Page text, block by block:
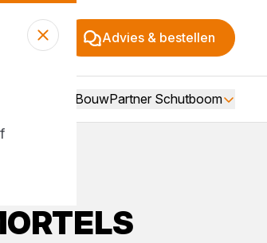
Advies & bestellen
Over BouwPartner Schutboom